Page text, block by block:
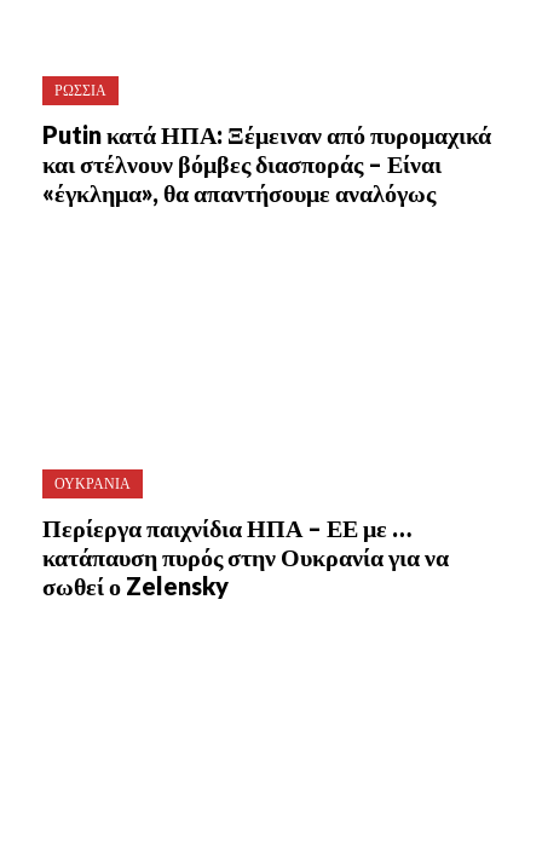
ΡΩΣΣΙΑ
Putin κατά ΗΠΑ: Ξέμειναν από πυρομαχικά
και στέλνουν βόμβες διασποράς – Είναι
«έγκλημα», θα απαντήσουμε αναλόγως
ΟΥΚΡΑΝΙΑ
Περίεργα παιχνίδια ΗΠΑ – ΕΕ με …
κατάπαυση πυρός στην Ουκρανία για να
σωθεί ο Zelensky